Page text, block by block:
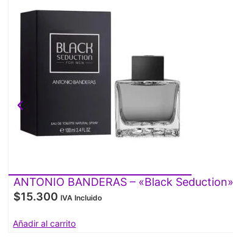
ANTONIO BANDERAS – «Black
$15.300 IVA Incluido
Añadir al carrito